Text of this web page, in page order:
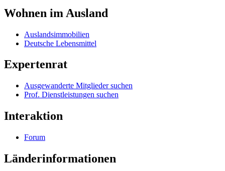
Wohnen im Ausland
Auslandsimmobilien
Deutsche Lebensmittel
Expertenrat
Ausgewanderte Mitglieder suchen
Prof. Dienstleistungen suchen
Interaktion
Forum
Länderinformationen